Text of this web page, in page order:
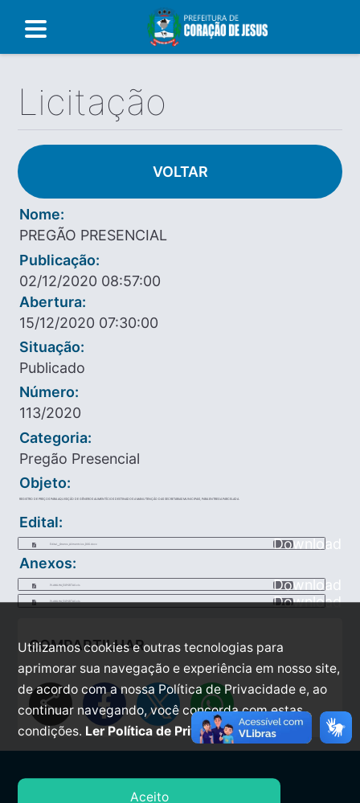
Licitação
VOLTAR
Nome:
PREGÃO PRESENCIAL
Publicação:
02/12/2020 08:57:00
Abertura:
15/12/2020 07:30:00
Situação:
Publicado
Número:
113/2020
Categoria:
Pregão Presencial
Objeto:
REGISTRO DE PREÇOS PARA AQUISIÇÃO DE GÊNEROS ALIMENTÍCIOS DESTINADOS A MANUTENÇÃO DAS SECRETARIAS MUNICIPAIS, PARA ENTREGA PARCELADA.
Edital:
Edital___Gneros_Alimentcios_DOC.docx
Download
Anexos:
PLANILHA_EXPORTAO.xls Download
PLANILHA_EXPORTAO.xls Download
COMPARTILHAR
share
Utilizamos cookies e outras tecnologias para
aprimorar sua navegação e experiência em nosso site,
de acordo com a nossa Política de Privacidade e, ao
continuar navegando, você concorda com estas
condições. Ler Política de Privacidade.
Aceito